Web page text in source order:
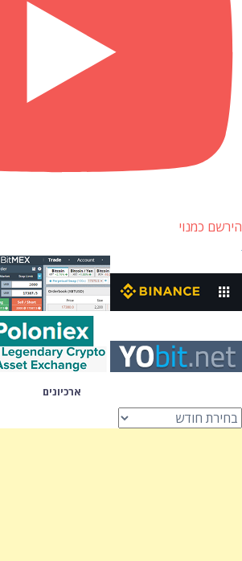
הירשם כמנוי
ארכיונים
ארכיונים